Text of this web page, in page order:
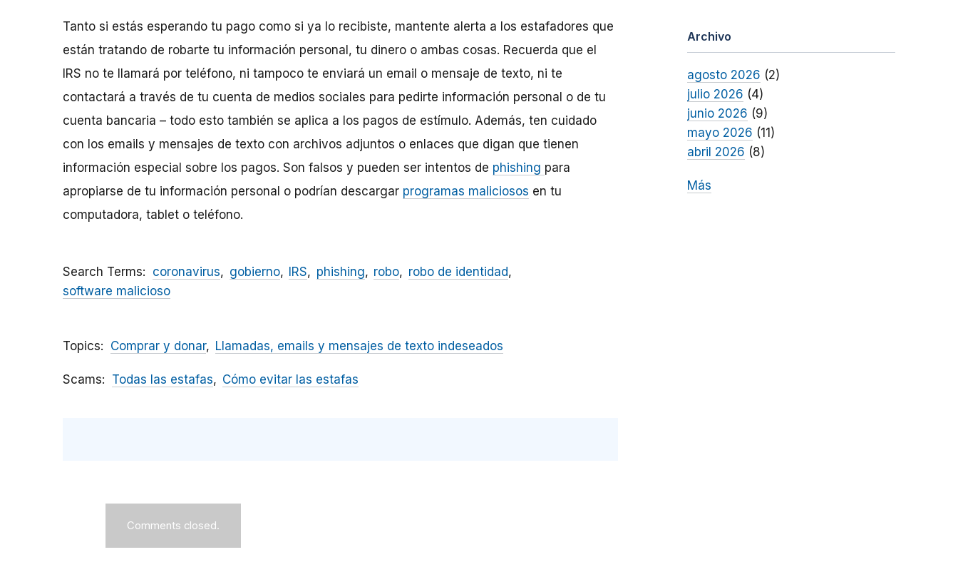
Tanto si estás esperando tu pago como si ya lo recibiste, mantente alerta a los estafadores que
están tratando de robarte tu información personal, tu dinero o ambas cosas. Recuerda que el
IRS no te llamará por teléfono, ni tampoco te enviará un email o mensaje de texto, ni te
contactará a través de tu cuenta de medios sociales para pedirte información personal o de tu
cuenta bancaria – todo esto también se aplica a los pagos de estímulo. Además, ten cuidado
con los emails y mensajes de texto con archivos adjuntos o enlaces que digan que tienen
información especial sobre los pagos. Son falsos y pueden ser intentos de phishing para
apropiarse de tu información personal o podrían descargar programas maliciosos en tu
computadora, tablet o teléfono.
Search Terms coronavirus gobierno IRS phishing robo
robo de identidad
software malicioso
Topics Comprar y donar Llamadas, emails y mensajes de texto indeseados
Scams Todas las estafas Cómo evitar las estafas
Comments closed.
Archivo
agosto 2026 (2)
julio 2026 (4)
junio 2026 (9)
mayo 2026 (11)
abril 2026 (8)
Más